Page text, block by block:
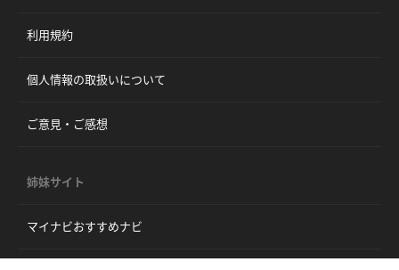
利用規約
個人情報の取扱いについて
ご意見・ご感想
姉妹サイト
マイナビおすすめナビ